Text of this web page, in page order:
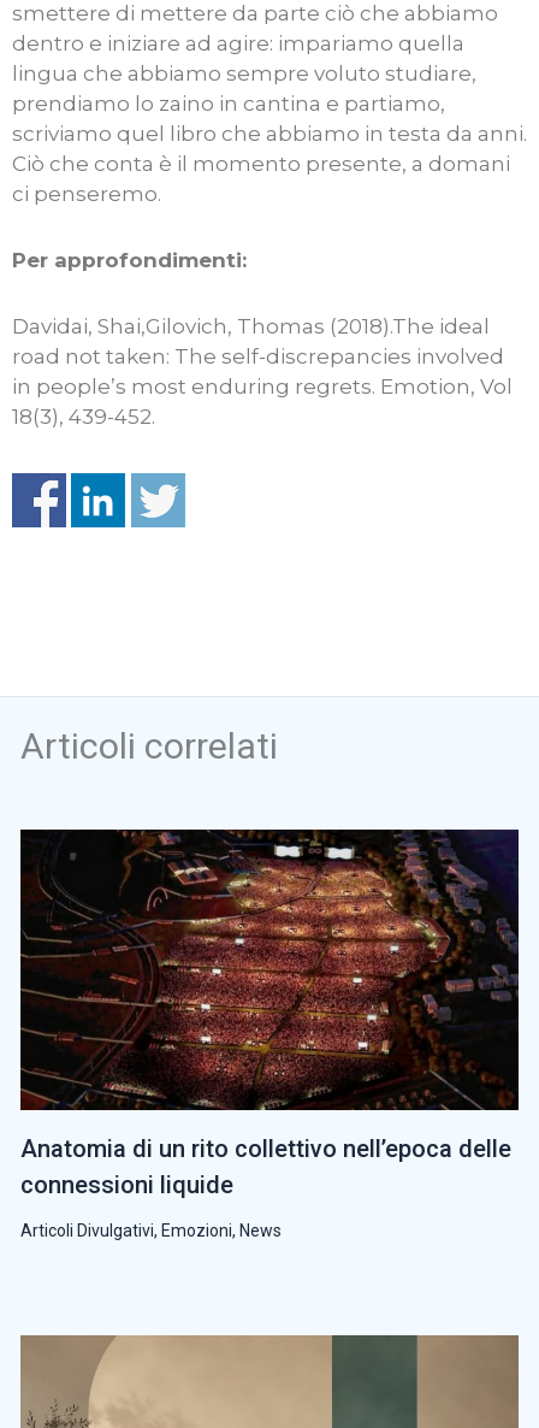
smettere di mettere da parte ciò che abbiamo
dentro e iniziare ad agire: impariamo quella
lingua che abbiamo sempre voluto studiare,
prendiamo lo zaino in cantina e partiamo,
scriviamo quel libro che abbiamo in testa da anni.
Ciò che conta è il momento presente, a domani
ci penseremo.
Per approfondimenti:
Davidai, Shai,Gilovich, Thomas (2018).The ideal
road not taken: The self-discrepancies involved
in people’s most enduring regrets. Emotion, Vol
18(3), 439-452.
Articoli correlati
Anatomia di un rito collettivo nell’epoca delle
connessioni liquide
Articoli Divulgativi, Emozioni, News